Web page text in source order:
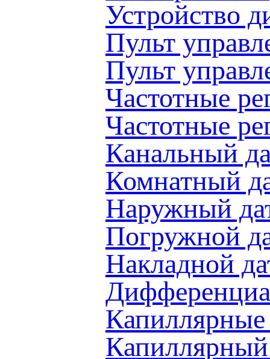
Устройство
Пульт
Пульт
Частотные
Частотные
Канальный
Комнатный
Наружный
Погружной
Накладной